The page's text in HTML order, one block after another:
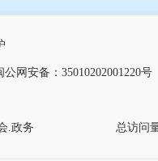
市、平潭
实现与国
办”。三
公网安备：35010202001220号
.政务 总访问